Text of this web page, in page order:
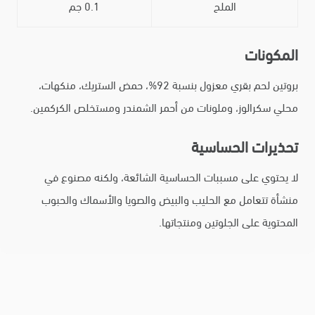
الملح 0.1 جم
المكونات
بروتين لحم بقري معزول بنسبة 92%، حمض الستريك، منكهات،
محلي سكرالوز، وملونات من أحمر الشمندر ومستخلص الكركمين.
تحذيرات الحساسية
لا يحتوي على مسببات الحساسية الشائعة، ولكنه مصنوع في
منشأة تتعامل مع الحليب والبيض والصويا والأسماك والحبوب
المحتوية على الجلوتين ومنتجاتها.